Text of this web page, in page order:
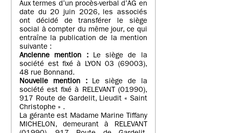
Aux termes d’un procès-verbal d’AG en
date du 20 juin 2026, les associés
ont décidé de transférer le siège
social à compter du même jour, ce qui
entraîne la publication de la mention
suivante :
Ancienne mention : Le siège de la
société est fixé à LYON 03 (69003),
48 rue Bonnand.
Nouvelle mention :
Le siège de la
société est fixé à RELEVANT (01990),
917 Route de Gardelit, Lieudit « Saint
Christophe » .
La gérante est Madame Marine Tiffany
MICHELON, demeurant à RELEVANT